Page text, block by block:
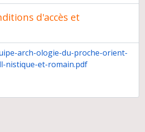
d'accès et
arch-ologie-du-proche-orient-
nistique-et-romain.pdf